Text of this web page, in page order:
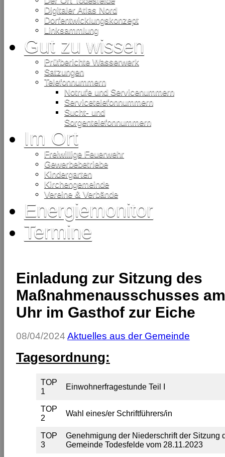
Digitaler Atlas Nord
Dorfentwicklungskonzept
Linksammlung
Gut zu wissen
Prüfberichte Wasserwerk
Satzungen
Telefonnummern
Notrufe und Servicenummern
Servicetelefonnummern
Sucht- und
Sorgentelefonnummern
Im Ort
Freiwillige Feuerwehr
Gewerbebetriebe
Kindergarten
Kirchengemeinde
Vereine & Verbände
Energiemonitor
Termine
Einladung zur Sitzung des
Maßnahmenausschusses
Uhr im Gasthof zur Eiche
08/04/2024 Aktuelles aus der Gemeinde
Tagesordnung:
TOP
1
Einwohnerfragestunde Teil I
TOP
2
Wahl eines/er Schriftführers/in
TOP
3
Genehmigung der Niederschrift der Sitzung
Gemeinde Todesfelde vom 28.11.2023